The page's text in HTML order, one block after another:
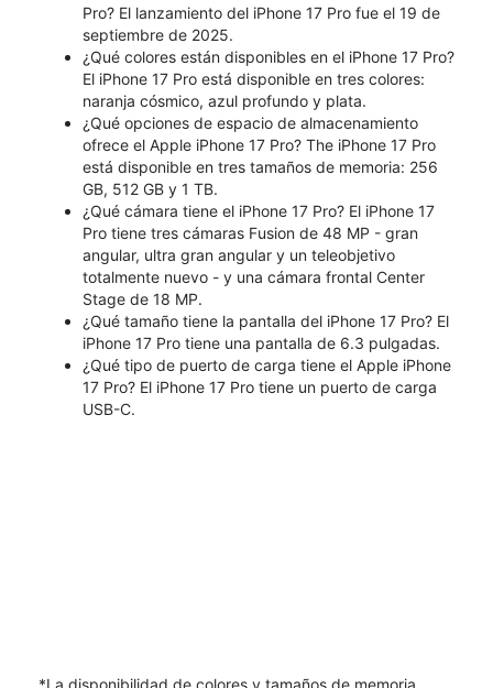
Pro? El lanzamiento del iPhone 17 Pro fue el 19 de
septiembre de 2025.
¿Qué colores están disponibles en el iPhone 17 Pro?
El iPhone 17 Pro está disponible en tres colores:
naranja cósmico, azul profundo y plata.
¿Qué opciones de espacio de almacenamiento
ofrece el Apple iPhone 17 Pro? The iPhone 17 Pro
está disponible en tres tamaños de memoria: 256
GB, 512 GB y 1 TB.
¿Qué cámara tiene el iPhone 17 Pro? El iPhone 17
Pro tiene tres cámaras Fusion de 48 MP - gran
angular, ultra gran angular y un teleobjetivo
totalmente nuevo - y una cámara frontal Center
Stage de 18 MP.
¿Qué tamaño tiene la pantalla del iPhone 17 Pro? El
iPhone 17 Pro tiene una pantalla de 6.3 pulgadas.
¿Qué tipo de puerto de carga tiene el Apple iPhone
17 Pro? El iPhone 17 Pro tiene un puerto de carga
USB-C.